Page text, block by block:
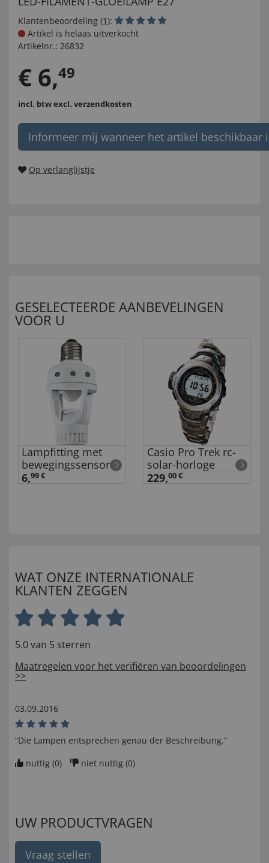
Klantenbeoordeling (1):
Artikel is helaas uitverkocht
Artikelnr.: 26832
€ 6,49
incl. btwexcl. verzendkosten
Informeer mij wanneer het artikel beschikbaar
Op verlanglijstje
GESELECTEERDE AANBEVELINGEN
VOOR U
Lampfitting met
bewegingssensor
6,99 €
Casio Pro Trek rc-
solar-horloge
229,00 €
WAT ONZE INTERNATIONALE
KLANTEN ZEGGEN
5.0 van 5 sterren
Maatregelen voor het verifiëren van beoordelingen
>>
03.09.2016
“Die Lampen entsprechen genau der Beschreibung.”
nuttig (0) niet nuttig (0)
UW PRODUCTVRAGEN
Vraag stellen